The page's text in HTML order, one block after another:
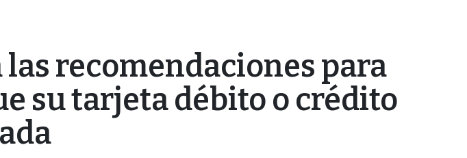
las recomendaciones para
su tarjeta débito o crédito